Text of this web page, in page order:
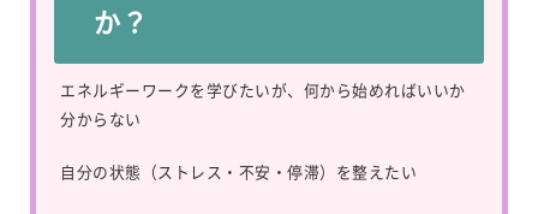
か？
エネルギーワークを学びたいが、何から始めればいいか
分からない
自分の状態（ストレス・不安・停滞）を整えたい